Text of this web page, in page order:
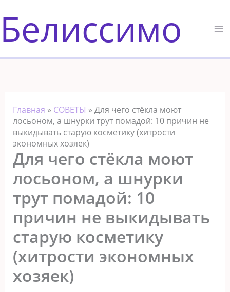
к
содержимому
Белиссимо
Главная » СОВЕТЫ » Для чего стёкла моют
лосьоном, а шнурки трут помадой: 10 причин не
выкидывать старую косметику (хитрости
экономных хозяек)
Для чего стёкла моют
лосьоном, а шнурки
трут помадой: 10
причин не выкидывать
старую косметику
(хитрости экономных
хозяек)